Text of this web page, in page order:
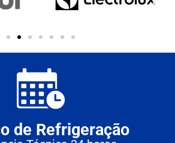
de Refrigeração